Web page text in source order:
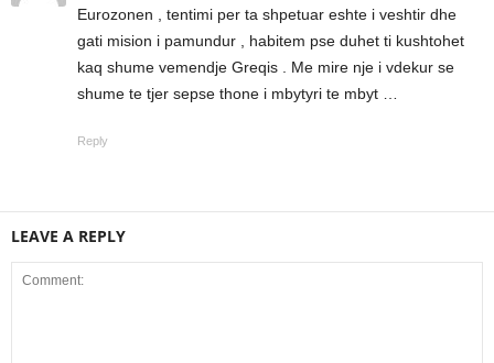
Eurozonen , tentimi per ta shpetuar eshte i veshtir dhe
gati mision i pamundur , habitem pse duhet ti kushtohet
kaq shume vemendje Greqis . Me mire nje i vdekur se
shume te tjer sepse thone i mbytyri te mbyt …
Reply
LEAVE A REPLY